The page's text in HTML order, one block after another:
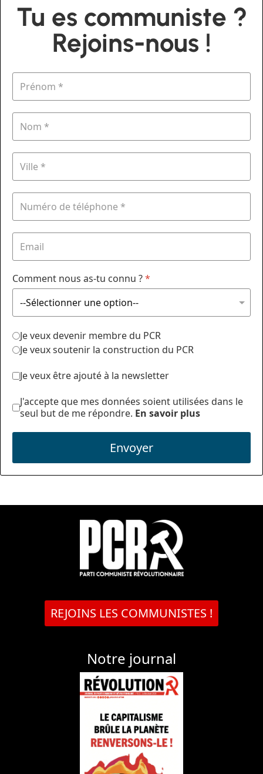
Tu es communiste ?
Rejoins-nous !
Comment nous as-tu connu ?*
Je veux devenir membre du PCR
Je veux soutenir la construction du PCR
Je veux être ajouté à la newsletter
J'accepte que mes données soient utilisées dans le
seul but de me répondre. En savoir plus
Envoyer
REJOINS LES COMMUNISTES !
Notre journal